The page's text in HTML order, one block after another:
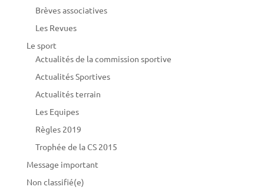
Brèves associatives
Les Revues
Le sport
Actualités de la commission sportive
Actualités Sportives
Actualités terrain
Les Equipes
Règles 2019
Trophée de la CS 2015
Message important
Non classifié(e)